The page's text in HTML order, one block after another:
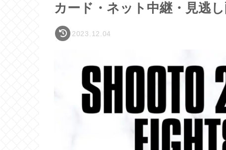
カード・ネット中継・見逃
2023.12.04